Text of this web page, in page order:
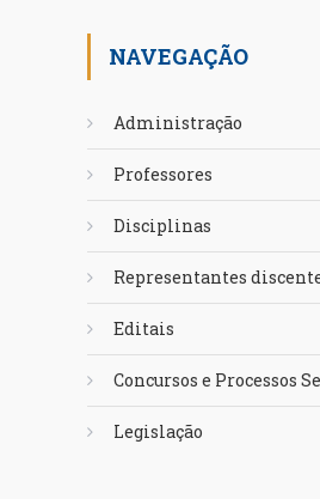
NAVEGAÇÃO
Administração
Professores
Disciplinas
Representantes
Editais
Concursos e Processos
Legislação